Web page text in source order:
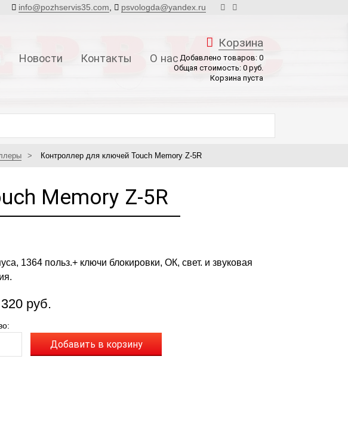
info@pozhservis35.com psvologda@yandex.ru
Новости Контакты О нас
Корзина
Добавлено товаров: 0
Общая стоимость: 0 руб.
Корзина пуста
Контроллер для ключей Touch Memory Z-5R
Memory Z-5R
1364 польз.+ ключи блокировки, ОК, свет. и звуковая
руб.
Добавить в корзину